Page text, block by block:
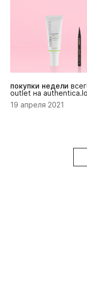
покупки недели
outlet на
19 апреля 2021